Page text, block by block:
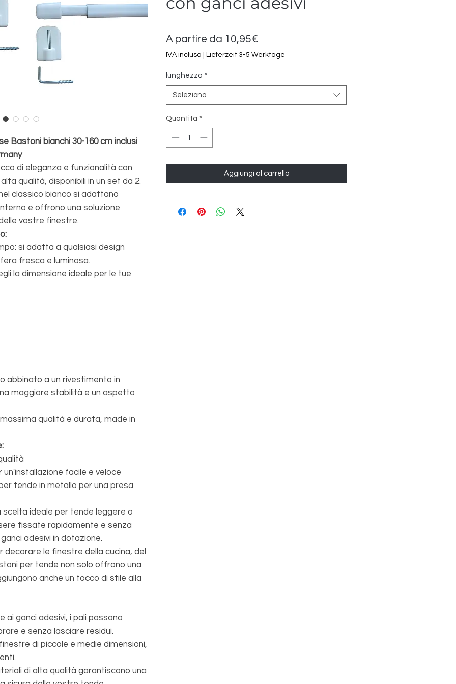
Bastoni bianchi 30-160 cm inclusi
di eleganza e funzionalità con
qualità, disponibili in un set da 2.
classico bianco si adattano
e offrono una soluzione
vostre finestre.
si adatta a qualsiasi design
fresca e luminosa.
la dimensione ideale per le tue
abbinato a un rivestimento in
maggiore stabilità e un aspetto
qualità e durata, made in
un'installazione facile e veloce
tende in metallo per una presa
ideale per tende leggere o
fissate rapidamente e senza
adesivi in dotazione.
le finestre della cucina, del
per tende non solo offrono una
anche un tocco di stile alla
ai ganci adesivi, i pali possono
e senza lasciare residui.
di piccole e medie dimensioni,
di alta qualità garantiscono una
A partire da 10,95€
scontato
IVA inclusa Lieferzeit 3-5 Werktage
lunghezza *
Seleziona
Quantità *
Aggiungi al carrello